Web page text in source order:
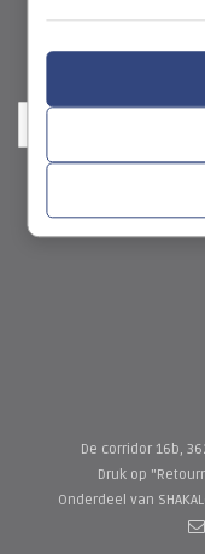
De corridor 16b,
Druk op
Onderdeel van